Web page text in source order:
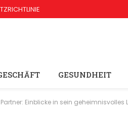
GESUNDHEIT
Einblicke in sein geheimnisvolles